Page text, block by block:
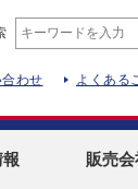
わせ よくある
販売